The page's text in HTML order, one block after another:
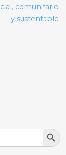
comunitario
y sustentable
Search